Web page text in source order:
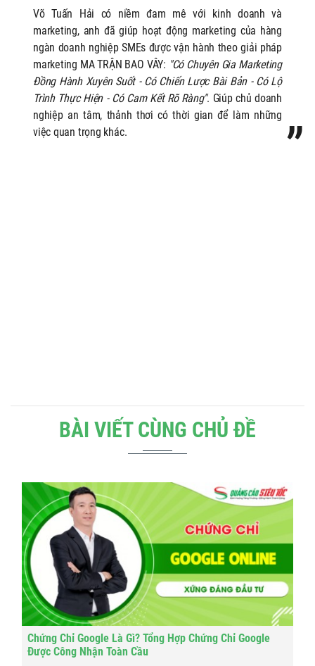
Võ Tuấn Hải có niềm đam mê với kinh doanh và
marketing, anh đã giúp hoạt động marketing của hàng
ngàn doanh nghiệp SMEs được vận hành theo giải pháp
marketing MA TRẬN BAO VÂY: "Có Chuyên Gia Marketing
Đồng Hành Xuyên Suốt - Có Chiến Lược Bài Bản - Có Lộ
Trình Thực Hiện - Có Cam Kết Rõ Ràng". Giúp chủ doanh
nghiệp an tâm, thảnh thơi có thời gian để làm những
việc quan trọng khác.
BÀI VIẾT CÙNG CHỦ ĐỀ
Chứng Chỉ Google Là Gì? Tổng Hợp Chứng Chỉ Google
Được Công Nhận Toàn Cầu